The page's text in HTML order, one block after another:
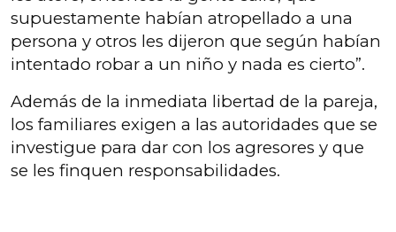
supuestamente habían atropellado a una
persona y otros les dijeron que según habían
intentado robar a un niño y nada es cierto”.
Además de la inmediata libertad de la pareja,
los familiares exigen a las autoridades que se
investigue para dar con los agresores y que
se les finquen responsabilidades.